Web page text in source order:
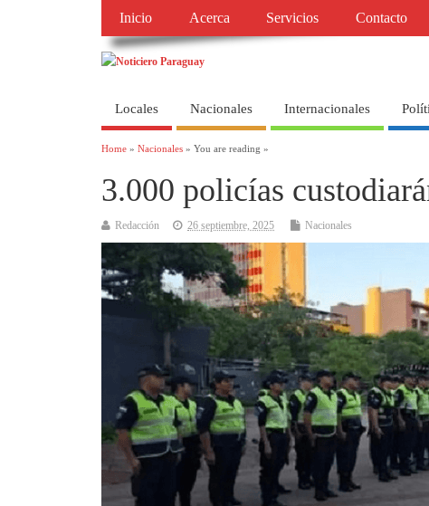
Inicio Acerca Servicios Contacto
Locales Nacionales Internacionales
Home » Nacionales » You are reading »
3.000 policías
Redacción 26 septiembre, 2025 Nacionales